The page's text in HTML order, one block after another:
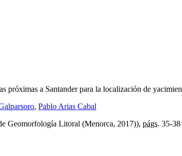
próximas a Santander para la localización de
, Pablo Arias Cabal
Geomorfología Litoral (Menorca, 2017)), págs. 35-38